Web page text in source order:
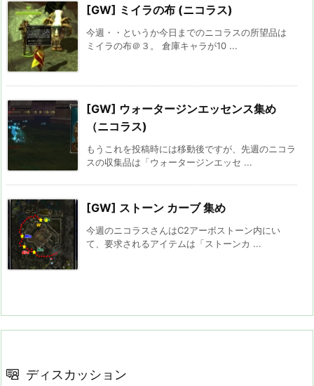
[GW] ミイラの布 (ニコラス)
今週・・というか今日までのニコラスの所望品は
ミイラの布＠３。 倉庫キャラが10 ...
[GW] ウォータージンエッセンス集め
（ニコラス)
もうこれを投稿時には移動後ですが、先週のニコラ
スの収集品は「ウォータージンエッセ ...
[GW] ストーン カーブ 集め
今週のニコラスさんはC2アーボストーン内にい
て、要求されるアイテムは「ストーンカ ...
ディスカッション